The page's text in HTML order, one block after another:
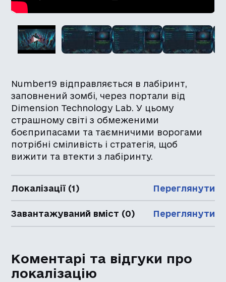
Number19 відправляється в лабіринт,
заповнений зомбі, через портали від
Dimension Technology Lab. У цьому
страшному світі з обмеженими
боєприпасами та таємничими ворогами
потрібні сміливість і стратегія, щоб
вижити та втекти з лабіринту.
Локалізації (1) Переглянути
Завантажуваний вміст (0) Переглянути
Коментарі та відгуки про
локалізацію